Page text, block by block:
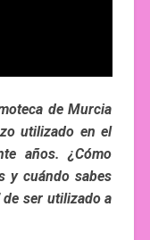
de Murcia
utilizado en el
años. ¿Cómo
y cuándo sabes
de ser utilizado a